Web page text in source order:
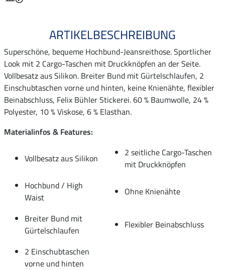
ARTIKELBESCHREIBUNG
Superschöne, bequeme Hochbund-Jeansreithose. Sportlicher
Look mit 2 Cargo-Taschen mit Druckknöpfen an der Seite.
Vollbesatz aus Silikon. Breiter Bund mit Gürtelschlaufen, 2
Einschubtaschen vorne und hinten, keine Knienähte, flexibler
Beinabschluss, Felix Bühler Stickerei. 60 % Baumwolle, 24 %
Polyester, 10 % Viskose, 6 % Elasthan.
Materialinfos & Features:
Vollbesatz aus Silikon
2 seitliche Cargo-Taschen
mit Druckknöpfen
Hochbund / High
Waist
Ohne Knienähte
Breiter Bund mit
Gürtelschlaufen
Flexibler Beinabschluss
2 Einschubtaschen
vorne und hinten